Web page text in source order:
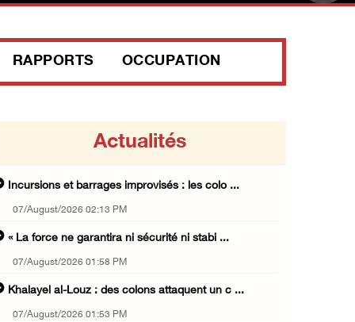
RAPPORTS OCCUPATION
Actualités
Incursions et barrages improvisés : les colo ...
07/August/2026 02:13 PM
« La force ne garantira ni sécurité ni stabi ...
07/August/2026 01:58 PM
Khalayel al-Louz : des colons attaquent un c ...
07/August/2026 01:53 PM